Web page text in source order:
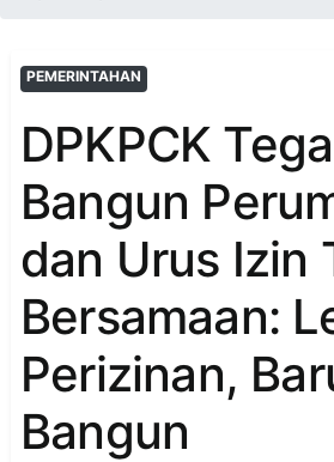
PEMERINTAHAN
DPKPCK
Bangun
dan Urus Izin
Bersamaan:
Perizinan,
Bangun